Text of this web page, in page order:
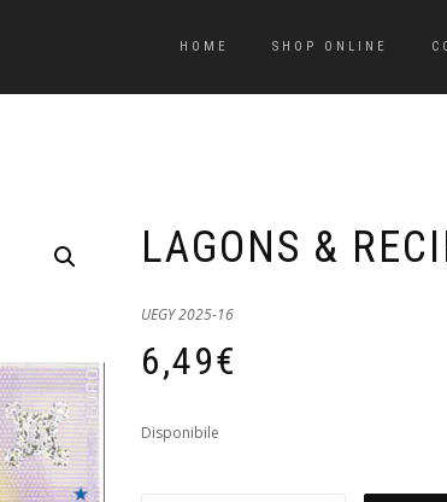
HOME SHOP ONLINE
LAGONS &
UEGY 2025-16
6,49€
Disponibile